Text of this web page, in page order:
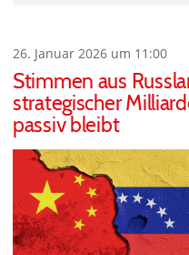
26. Januar 2026 um 11:00
Stimmen aus
strategischer
passiv bleibt